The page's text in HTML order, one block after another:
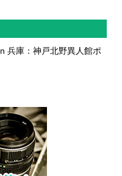
兵庫：神戸北野異人館ポ